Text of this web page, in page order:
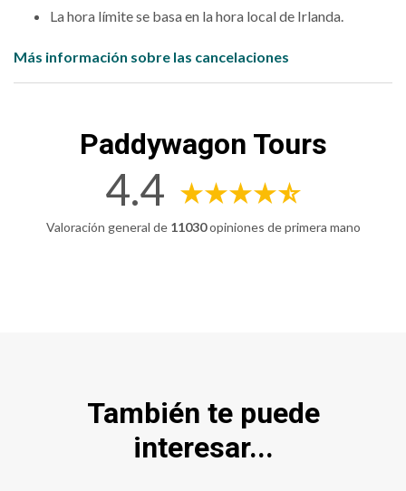
La hora límite se basa en la hora local de Irlanda.
Más información sobre las cancelaciones
Paddywagon Tours
4.4
Valoración general de 11030opiniones de primera mano
También te puede
interesar...